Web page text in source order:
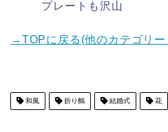
プレートも沢山
→TOPに戻る(他のカテゴリー
和風 折り鶴 結婚式 花